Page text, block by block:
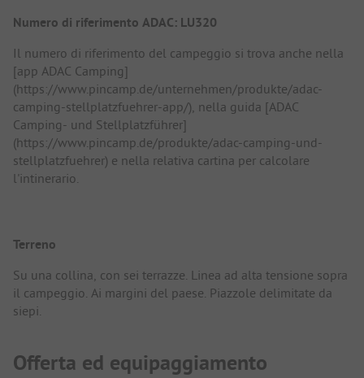
Numero di riferimento ADAC: LU320
Il numero di riferimento del campeggio si trova anche nella
[app ADAC Camping]
(https://www.pincamp.de/unternehmen/produkte/adac-
camping-stellplatzfuehrer-app/), nella guida [ADAC
Camping- und Stellplatzführer]
(https://www.pincamp.de/produkte/adac-camping-und-
stellplatzfuehrer) e nella relativa cartina per calcolare
l'intinerario.
Terreno
Su una collina, con sei terrazze. Linea ad alta tensione sopra
il campeggio. Ai margini del paese. Piazzole delimitate da
siepi.
Offerta ed equipaggiamento